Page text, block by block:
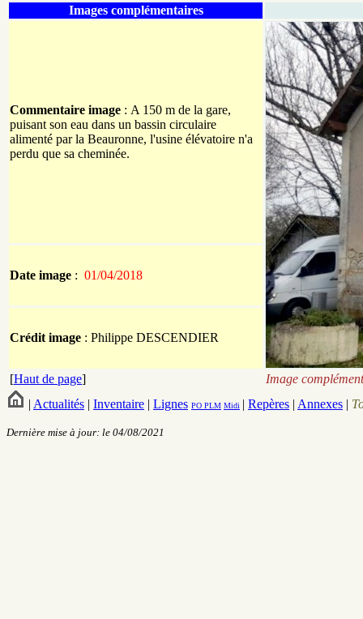
Images complémentaires
Commentaire image : A 150 m de la gare,
puisant son eau dans un bassin circulaire
alimenté par la Beauronne, l'usine élévatoire n'a
perdu que sa cheminée.
Date image : 01/04/2018
Crédit image : Philippe DESCENDIER
[Haut de page]
Image
| Actualités | Inventaire | Lignes PO PLM Midi | Repères | Annexes |
Dernière mise à jour: le 04/08/2021